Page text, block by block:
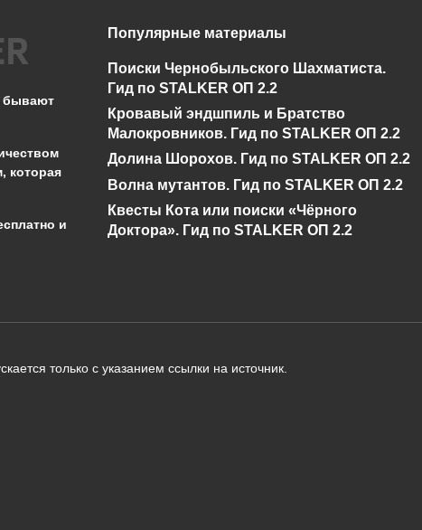
Как покрасить стекло
в Майнкрафт
866
стол картогрофа в
0
бывают
которая
и
Популярные материалы
Поиски Чернобыльского Шахматиста.
Гид по STALKER ОП 2.2
Кровавый эндшпиль и Братство
Малокровников. Гид по STALKER ОП 2.2
Долина Шорохов. Гид по STALKER ОП 2.2
Волна мутантов. Гид по STALKER ОП 2.2
Квесты Кота или поиски «Чёрного
Доктора». Гид по STALKER ОП 2.2
только с указанием ссылки на источник.